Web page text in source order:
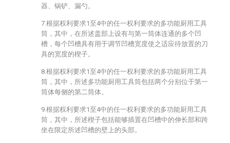
器、锅铲、漏勺。
7.根据权利要求1至4中的任一权利要求的多功能厨用工具
筒，其中，在所述盖部上设有与第一筒体连通的多个凹
槽，每个凹槽具有用于调节凹槽宽度使之适应待放置的刀
具的宽度的楔子。
8.根据权利要求1至4中的任一权利要求的多功能厨用工具
筒，其中，所述多功能厨用工具筒包括两个分别位于第一
筒体每侧的第二筒体。
9.根据权利要求1至4中的任一权利要求的多功能厨用工具
筒，其中，所述楔子包括能够插置在凹槽中的伸长部和跨
坐在限定所述凹槽的壁上的头部。